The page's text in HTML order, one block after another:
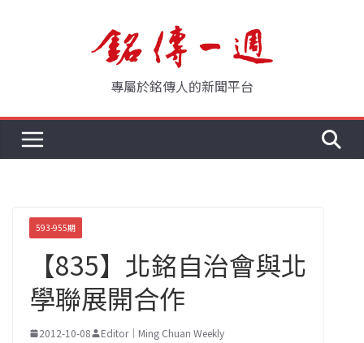
專屬於銘傳人的新聞平台
593-955期
【835】北銘自治會與北
學聯展開合作
2012-10-08 Editor｜Ming Chuan Weekly